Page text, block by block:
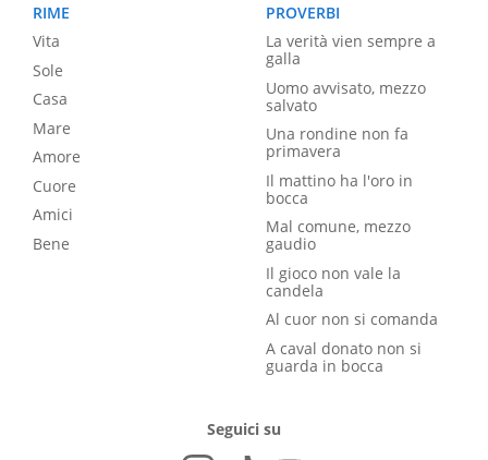
RIME
Vita
Sole
Casa
Mare
Amore
Cuore
Amici
Bene
PROVERBI
La verità vien sempre a
galla
Uomo avvisato, mezzo
salvato
Una rondine non fa
primavera
Il mattino ha l'oro in
bocca
Mal comune, mezzo
gaudio
Il gioco non vale la
candela
Al cuor non si comanda
A caval donato non si
guarda in bocca
Seguici su